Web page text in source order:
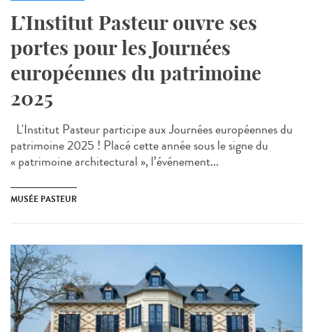
L’Institut Pasteur ouvre ses
portes pour les Journées
européennes du patrimoine
2025
L'Institut Pasteur participe aux Journées européennes du
patrimoine 2025 ! Placé cette année sous le signe du
« patrimoine architectural », l’événement...
MUSÉE PASTEUR